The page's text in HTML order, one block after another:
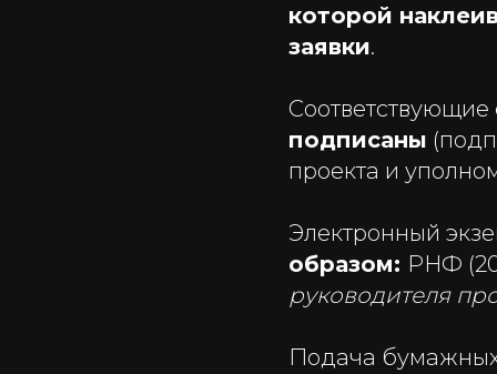
которой
заявки.
подписаны
проекта и
Электронный
образом: РНФ
руководителя
Подача бумажных